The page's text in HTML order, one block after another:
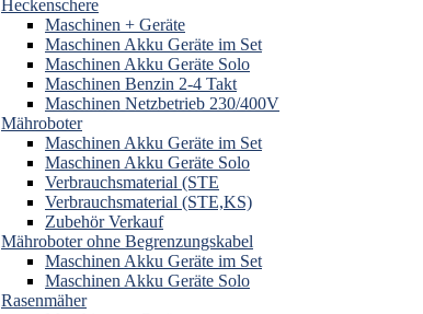
Heckenschere
Maschinen + Geräte
Maschinen Akku Geräte im Set
Maschinen Akku Geräte Solo
Maschinen Benzin 2-4 Takt
Maschinen Netzbetrieb 230/400V
Mähroboter
Maschinen Akku Geräte im Set
Maschinen Akku Geräte Solo
Verbrauchsmaterial (STE
Verbrauchsmaterial (STE,KS)
Zubehör Verkauf
Mähroboter ohne Begrenzungskabel
Maschinen Akku Geräte im Set
Maschinen Akku Geräte Solo
Rasenmäher